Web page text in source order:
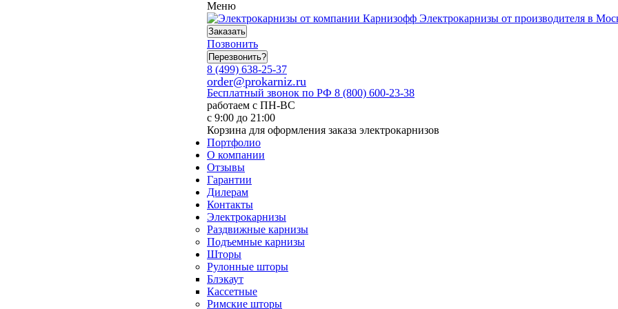
Меню
Электрокарнизы от производителя в
Заказать
Позвонить
Перезвонить?
8 (499) 638-25-37
order@prokarniz.ru
Бесплатный звонок по РФ 8 (800) 600-23-38
работаем с ПН-ВС
с 9:00 до 21:00
Корзина для оформления заказа электрокарнизов
Портфолио
О компании
Отзывы
Гарантии
Дилерам
Контакты
Электрокарнизы
Раздвижные карнизы
Подъемные карнизы
Шторы
Рулонные шторы
Блэкаут
Кассетные
Римские шторы